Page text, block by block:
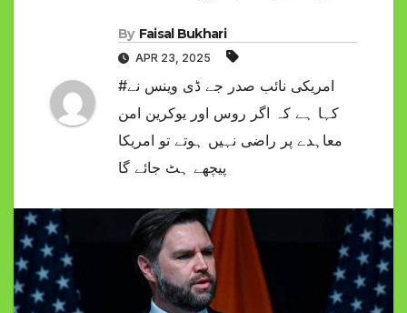
By Faisal Bukhari
APR 23, 2025
#امریکی نائب صدر جے ڈی وینس نے
کہا ہے کہ اگر روس اور یوکرین امن
معاہدے پر راضی نہیں ہوتے تو امریکا
پیچھے ہٹ جائے گا